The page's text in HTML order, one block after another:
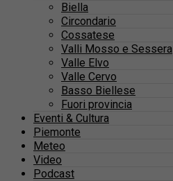
Biella
Circondario
Cossatese
Valli Mosso e Sessera
Valle Elvo
Valle Cervo
Basso Biellese
Fuori provincia
Eventi & Cultura
Piemonte
Meteo
Video
Podcast